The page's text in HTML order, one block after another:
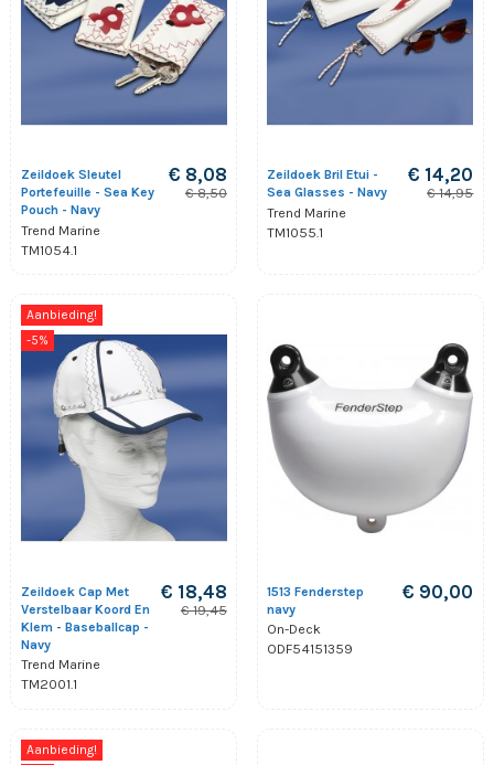
Zeildoek Sleutel
Portefeuille - Sea Key
Pouch - Navy
Trend Marine
TM1054.1
€ 8,08
€ 8,50
Zeildoek Bril Etui -
Sea Glasses - Navy
Trend Marine
TM1055.1
€ 14,20
€ 14,95
Aanbieding!
-5%
Zeildoek Cap Met
Verstelbaar Koord En
Klem - Baseballcap -
Navy
Trend Marine
TM2001.1
€ 18,48
€ 19,45
1513 Fenderstep
navy
On-Deck
ODF54151359
€ 90,00
Aanbieding!